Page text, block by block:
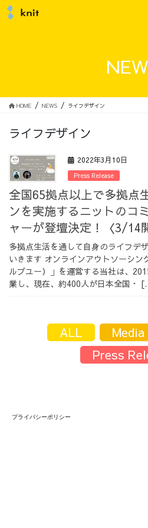
メンバー
サービス
採用情報
採用情報トップ
チームインタビュー02
HOME NEWS ライフデザイン
ライフデザイン
2022年3月10日
Press Release
全国65拠点以上で多拠点
ンを実施するニットのコ
ャーが登壇決定！〈3/14
多拠点生活を通して自身のライフデ
いきます オンラインアウトソーシン
ルプユー）」を運営する当社は、
業し、現在、約400人が日本全国・
ALL Media
Press
プライバシーポリシー